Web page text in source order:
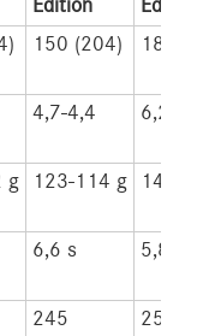
Edition
Edition
150 (204) 180
4,7-4,4 6,2-5,8
g 123-114 g 144-
6,6 s 5,8 s
245 250